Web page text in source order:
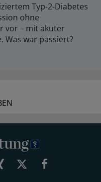
Typ-2-Diabetes
ohne
vor – mit akuter
Was war passiert?